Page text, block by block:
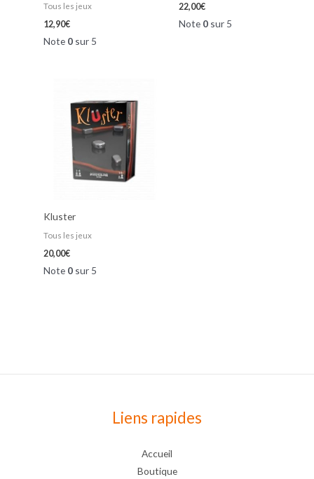
Tous les jeux
12,90€
Note 0 sur 5
22,00€
Note 0sur 5
Kluster
Tous les jeux
20,00€
Note 0 sur 5
Liens rapides
Accueil
Boutique